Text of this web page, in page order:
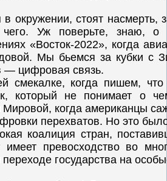
окружении, стоят
Уж поверьте, знаю,
«Восток-2022», когда
Мы бьемся за кубки с
— цифровая связь.
смекалке, когда пишем,
который не понимает о
Мировой, когда американцы
перехватов. Но это
коалиция стран,
имеет превосходство во
государства на